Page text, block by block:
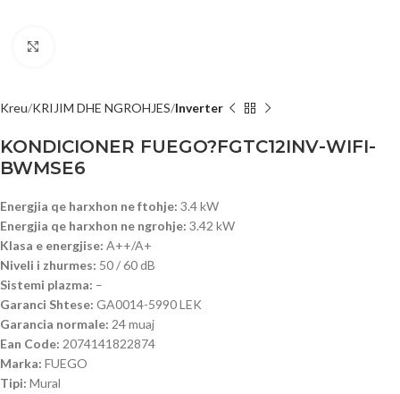
Kreu KRIJIM DHE NGROHJES Inverter
KONDICIONER FUEGO?FGTC12INV-WIFI-
BWMSE6
Energjia qe harxhon ne ftohje: 3.4 kW
Energjia qe harxhon ne ngrohje: 3.42 kW
Klasa e energjise: A++/A+
Niveli i zhurmes: 50 / 60 dB
Sistemi plazma: –
Garanci Shtese: GA0014-5990 LEK
Garancia normale: 24 muaj
Ean Code: 2074141822874
Marka: FUEGO
Tipi: Mural